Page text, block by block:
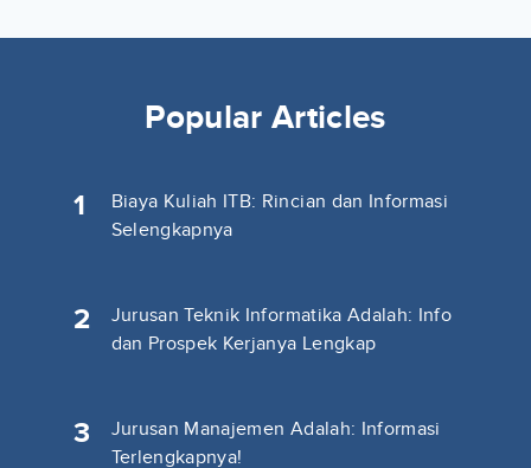
Popular Articles
1
Biaya Kuliah ITB: Rincian dan Informasi
Selengkapnya
2
Jurusan Teknik Informatika Adalah: Info
dan Prospek Kerjanya Lengkap
3
Jurusan Manajemen Adalah: Informasi
Terlengkapnya!